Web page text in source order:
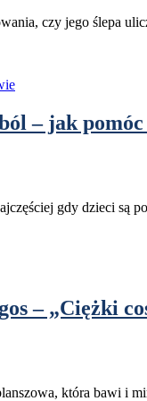
czy jego ślepa
– jak
gdy dzieci są
– „Ciężki
która bawi i